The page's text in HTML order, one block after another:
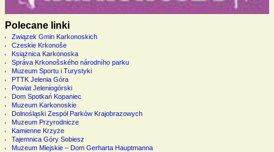
Polecane linki
Związek Gmin Karkonoskich
Czeskie Krkonoše
Książnica Karkonoska
Správa Krkonošského národního parku
Muzeum Sportu i Turystyki
PTTK Jelenia Góra
Powiat Jeleniogórski
Dom Spotkań Kopaniec
Muzeum Karkonoskie
Dolnośląski Zespół Parków Krajobrazowych
Muzeum Przyrodnicze
Kamienne Krzyże
Tajemnica Góry Sobiesz
Muzeum Miejskie – Dom Gerharta Hauptmanna